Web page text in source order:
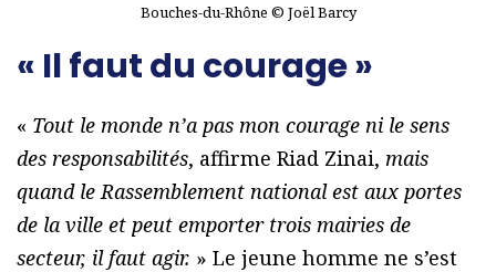
Bouches-du-Rhône © Joël Barcy
« Il faut du courage »
« Tout le monde n’a pas mon courage ni le sens
des responsabilités, affirme Riad Zinai, mais
quand le Rassemblement national est aux portes
de la ville et peut emporter trois mairies de
secteur, il faut agir. » Le jeune homme ne s’est